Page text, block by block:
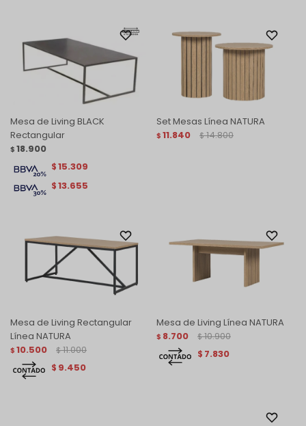
Mesa de Living BLACK
Rectangular
$ 18.900
$13.655
$15.309
Set Mesas Línea NATURA
$ 11.840 $ 14.800
Mesa de Living Rectangular
Línea NATURA
$ 10.500 $ 11.000
$ 9.450
Mesa de Living Línea NATURA
$ 8.700 $ 10.900
$ 7.830